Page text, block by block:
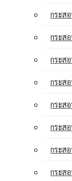
กระส
กระส
กระส
กระส
กระส
กระส
กระส
กระส